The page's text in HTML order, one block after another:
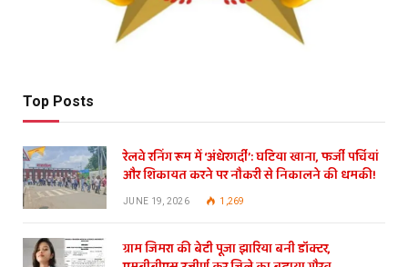
Top Posts
रेलवे रनिंग रूम में ‘अंधेरगर्दी’: घटिया खाना, फर्जी पर्चियां
और शिकायत करने पर नौकरी से निकालने की धमकी!
JUNE 19, 2026 1,269
ग्राम जिमरा की बेटी पूजा झारिया बनी डॉक्टर,